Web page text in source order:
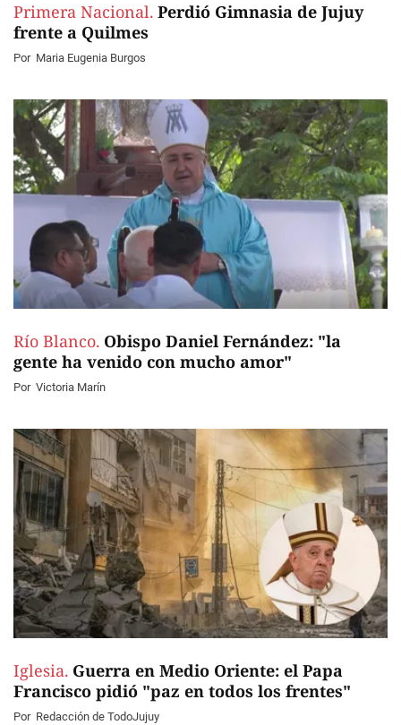
Primera Nacional. Perdió Gimnasia de Jujuy
frente a Quilmes
Por Maria Eugenia Burgos
Río Blanco. Obispo Daniel Fernández: "la
gente ha venido con mucho amor"
Por Victoria Marín
Iglesia. Guerra en Medio Oriente: el Papa
Francisco pidió "paz en todos los frentes"
Por Redacción de TodoJujuy